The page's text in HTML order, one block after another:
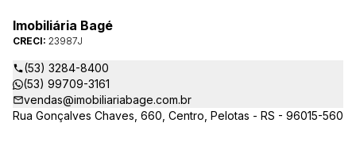
Imobiliária Bagé
CRECI: 23987J
(53) 3284-8400
(53) 99709-3161
vendas@imobiliariabage.com.br
Rua Gonçalves Chaves, 660, Centro, Pelotas - RS - 96015-560